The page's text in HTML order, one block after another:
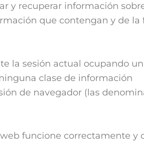
y recuperar información
que contengan y de la
la sesión actual ocupando un
clase de información
de navegador (las
funcione correctamente y